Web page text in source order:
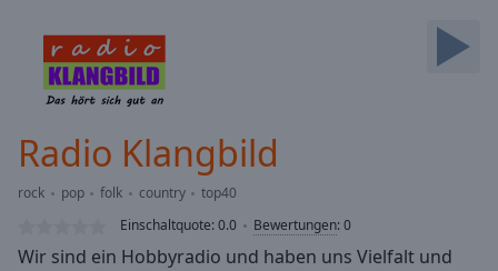
Skip
Forward
Current
Loaded :
Stream
Radio Klangbild
rock pop folk country
top40
Einschaltquote:0.0 Bewertungen:0
Wir sind ein Hobbyradio und haben uns Vielfalt und